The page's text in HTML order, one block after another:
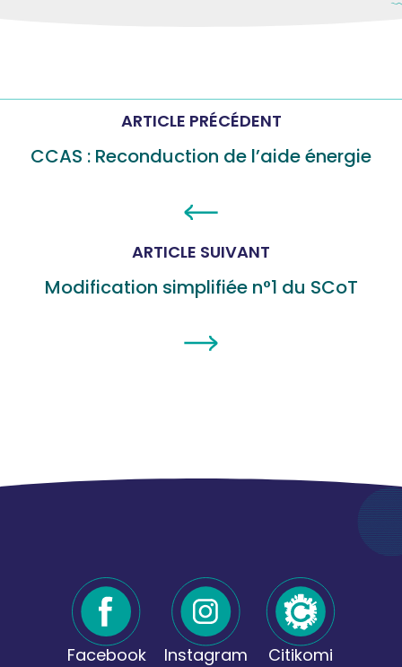
ARTICLE PRÉCÉDENT
CCAS : Reconduction de l’aide énergie
ARTICLE SUIVANT
Modification simplifiée n°1 du SCoT
Facebook Instagram Citikomi